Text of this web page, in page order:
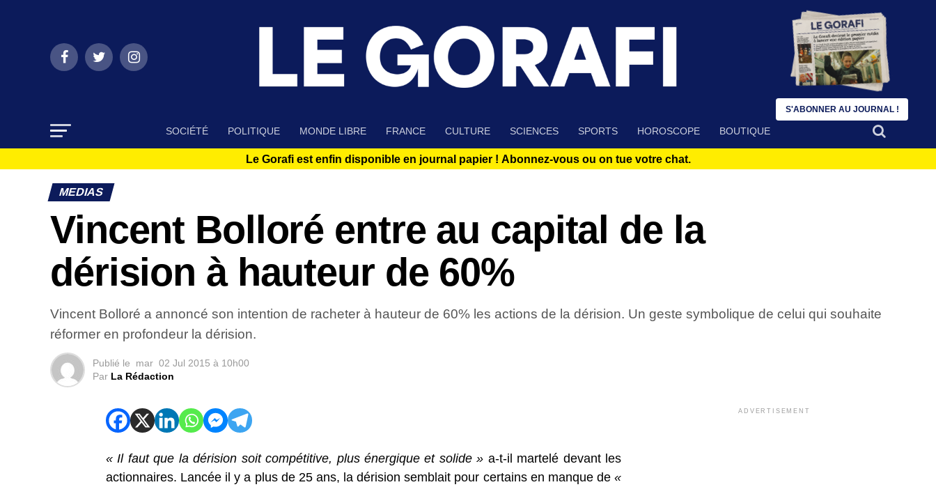
SOCIÉTÉ POLITIQUE MONDE LIBRE FRANCE CULTURE SCIENCES SPORTS HOROSCOPE BOUTIQUE
Le Gorafi est enfin disponible en journal papier ! Abonnez-vous ou on tue votre chat.
MEDIAS
Vincent Bolloré entre au capital de la
dérision à hauteur de 60%
Vincent Bolloré a annoncé son intention de racheter à hauteur de 60% les actions de la dérision. Un geste symbolique de celui qui souhaite
réformer en profondeur la dérision.
Publié le mar 02 Jul 2015 à 10h00
Par La Rédaction
« Il faut que la dérision soit compétitive, plus énergique et solide » a-t-il martelé devant les
actionnaires. Lancée il y a plus de 25 ans, la dérision semblait pour certains en manque de«
ADVERTISEMENT
S'ABONNER AU JOURNAL !